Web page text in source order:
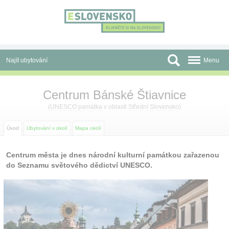
Najít ubytování
Slevy a Last Minute
Autobusové zájezdy
Před cestou
Menu
Centrum Bánské Štiavnice
(UNESCO památka v oblasti Střední Slovensko)
Úvod Ubytování v okolí Mapa okolí
Centrum města je dnes národní kulturní památkou zařazenou
do Seznamu světového dědictví UNESCO.